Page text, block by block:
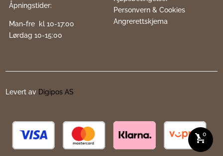
shopping_cart
0
Åpningstider:
Man-fre kl 10-17:00
Lørdag 10-15:00
Personvern & Cookies
Angrerettskjema
Levert av Digipos AS